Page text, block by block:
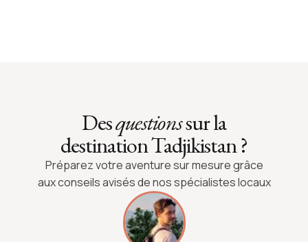
Desquestionssur la
destination Tadjikistan ?
Préparez votre aventure sur mesure grâce
aux conseils avisés de nos spécialistes locaux